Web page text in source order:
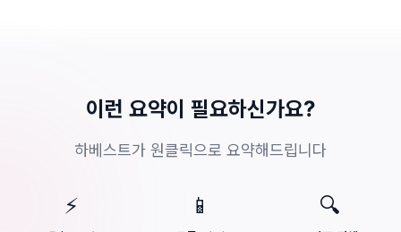
이런 요약이 필요하신가요?
하베스트가 원클릭으로 요약해드립니다
⚡ 📱 🔍